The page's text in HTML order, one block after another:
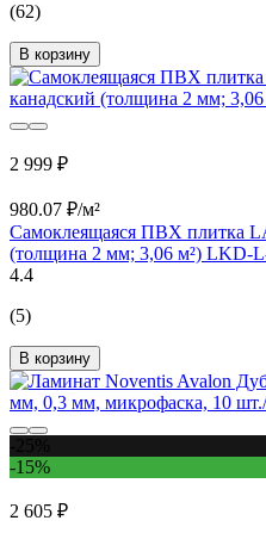
(62)
В корзину
2 999 ₽
980.07 ₽/м²
Самоклеящаяся ПВХ плитка
(толщина 2 мм; 3,06 м²) LKD-
4.4
(5)
В корзину
-15%
2 605 ₽